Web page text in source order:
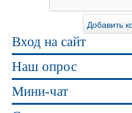
Вход на сайт
Наш опрос
Мини-чат